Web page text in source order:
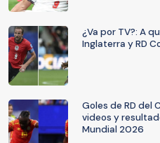
¿Va por TV?: A
Inglaterra y RD
Goles de RD del
videos y
Mundial 2026